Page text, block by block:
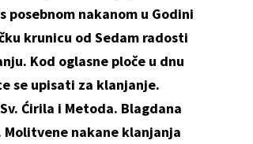
nakanom u Godini
krunicu od Sedam radosti
Kod oglasne ploče u dnu
se upisati za klanjanje.
Ćirila i Metoda. Blagdana
nakane klanjanja